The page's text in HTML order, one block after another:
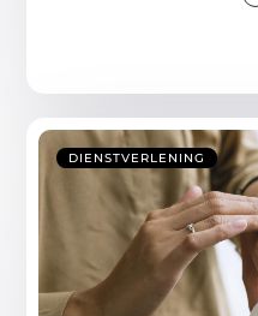
DIENSTVERLENING